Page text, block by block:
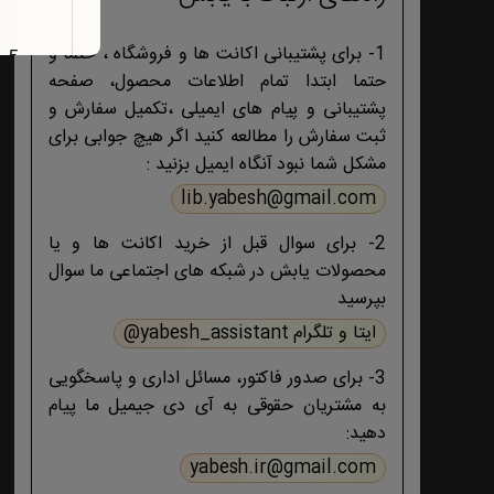
1- برای پشتیبانی اکانت ها و فروشگاه ، حتما و
حتما ابتدا تمام اطلاعات محصول، صفحه
پشتیبانی و پیام های ایمیلی ،تکمیل سفارش و
ثبت سفارش را مطالعه کنید اگر هیچ جوابی برای
مشکل شما نبود آنگاه ایمیل بزنید :
lib.yabesh@gmail.com
2- برای سوال قبل از خرید اکانت ها و یا
محصولات یابش در شبکه های اجتماعی ما سوال
بپرسید
ایتا و تلگرام yabesh_assistant@
3- برای صدور فاکتور، مسائل اداری و پاسخگویی
به مشتریان حقوقی به آی دی جیمیل ما پیام
دهید:
yabesh.ir@gmail.com